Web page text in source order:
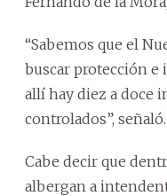
“Sabemos que el
buscar protección e
allí hay diez a doce
controlados”, señaló.
Cabe decir que
albergan a